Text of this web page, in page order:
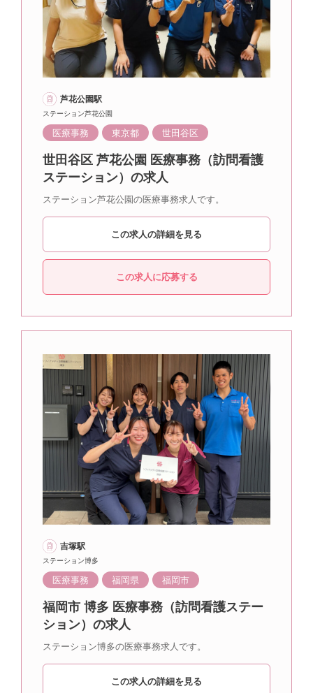
芦花公園駅
ステーション芦花公園
医療事務 東京都 世田谷区
世田谷区 芦花公園 医療事務（訪問看護
ステーション）の求人
ステーション芦花公園の医療事務求人です。
この求人の詳細を見る
この求人に応募する
吉塚駅
ステーション博多
医療事務 福岡県 福岡市
福岡市 博多 医療事務（訪問看護ステー
ション）の求人
ステーション博多の医療事務求人です。
この求人の詳細を見る